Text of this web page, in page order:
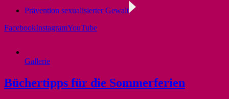
Prävention sexualisierter Gewalt
FacebookInstagramYouTube
Gallerie
Büchertipps für die Sommerferien